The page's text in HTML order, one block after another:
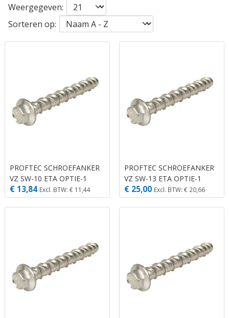
Weergegeven:
Sorteren op:
PROFTEC SCHROEFANKER
VZ SW-10 ETA OPTIE-1
6.0X75 (20)
€ 13,84 Excl. BTW: € 11,44
PROFTEC SCHROEFANKER
VZ SW-13 ETA OPTIE-1
8.0X75 (20)
€ 25,00 Excl. BTW: € 20,66